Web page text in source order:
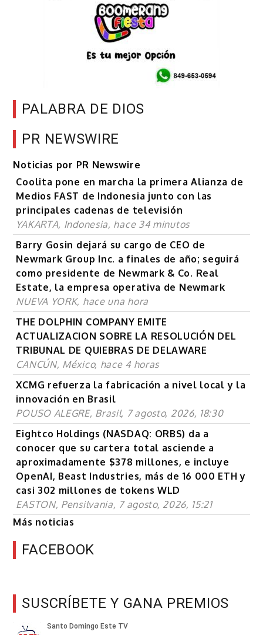
PALABRA DE DIOS
PR NEWSWIRE
Noticias por PR Newswire
Coolita pone en marcha la primera Alianza de
Medios FAST de Indonesia junto con las
principales cadenas de televisión
YAKARTA, Indonesia, hace 34 minutos
Barry Gosin dejará su cargo de CEO de
Newmark Group Inc. a finales de año; seguirá
como presidente de Newmark & Co. Real
Estate, la empresa operativa de Newmark
NUEVA YORK, hace una hora
THE DOLPHIN COMPANY EMITE
ACTUALIZACION SOBRE LA RESOLUCIÓN DEL
TRIBUNAL DE QUIEBRAS DE DELAWARE
CANCÚN, México, hace 4 horas
XCMG refuerza la fabricación a nivel local y la
innovación en Brasil
POUSO ALEGRE, Brasil, 7 agosto, 2026, 18:30
Eightco Holdings (NASDAQ: ORBS) da a
conocer que su cartera total asciende a
aproximadamente $378 millones, e incluye
OpenAI, Beast Industries, más de 16 000 ETH y
casi 302 millones de tokens WLD
EASTON, Pensilvania, 7 agosto, 2026, 15:21
Más noticias
FACEBOOK
SUSCRÍBETE Y GANA PREMIOS